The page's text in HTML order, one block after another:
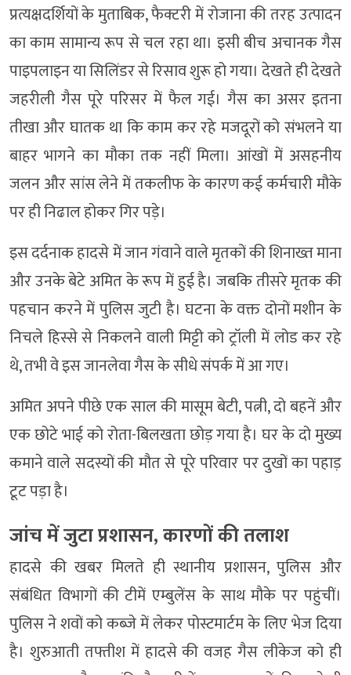
प्रत्यक्षदर्शियों के मुताबिक, फैक्टरी में रोजाना की तरह उत्पादन
का काम सामान्य रूप से चल रहा था। इसी बीच अचानक गैस
पाइपलाइन या सिलिंडर से रिसाव शुरू हो गया। देखते ही देखते
जहरीली गैस पूरे परिसर में फैल गई। गैस का असर इतना
तीखा और घातक था कि काम कर रहे मजदूरों को संभलने या
बाहर भागने का मौका तक नहीं मिला। आंखों में असहनीय
जलन और सांस लेने में तकलीफ के कारण कई कर्मचारी मौके
पर ही निढाल होकर गिर पड़े।
इस दर्दनाक हादसे में जान गंवाने वाले मृतकों की शिनाख्त माना
और उनके बेटे अमित के रूप में हुई है। जबकि तीसरे मृतक की
पहचान करने में पुलिस जुटी है। घटना के वक्त दोनों मशीन के
निचले हिस्से से निकलने वाली मिट्टी को ट्रॉली में लोड कर रहे
थे, तभी वे इस जानलेवा गैस के सीधे संपर्क में आ गए।
अमित अपने पीछे एक साल की मासूम बेटी, पत्नी, दो बहनें और
एक छोटे भाई को रोता-बिलखता छोड़ गया है। घर के दो मुख्य
कमाने वाले सदस्यों की मौत से पूरे परिवार पर दुखों का पहाड़
टूट पड़ा है।
जांच में जुटा प्रशासन, कारणों की तलाश
हादसे की खबर मिलते ही स्थानीय प्रशासन, पुलिस और
संबंधित विभागों की टीमें एम्बुलेंस के साथ मौके पर पहुंचीं।
पुलिस ने शवों को कब्जे में लेकर पोस्टमार्टम के लिए भेज दिया
है। शुरुआती तफ्तीश में हादसे की वजह गैस लीकेज को ही